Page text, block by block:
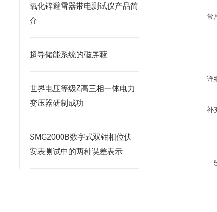
氧化锌避雷器带电测试仪产品简
介
超导储能系统的磁屏蔽
世界电压等级Z高三相一体电力
变压器研制成功
SMG2000B数字式双钳相位伏
安表测试中的两种误差表示
常
详
补